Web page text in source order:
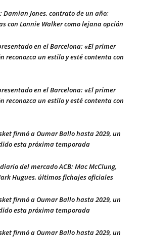
Damian Jones, contrato de un año;
con Lonnie Walker como lejana opción
en el Barcelona: «El primer
reconozca un estilo y esté contenta con
en el Barcelona: «El primer
reconozca un estilo y esté contenta con
firmó a Oumar Ballo hasta 2029, un
esta próxima temporada
del mercado ACB: Mac McClung,
Hugues, últimos fichajes oficiales
firmó a Oumar Ballo hasta 2029, un
esta próxima temporada
firmó a Oumar Ballo hasta 2029, un